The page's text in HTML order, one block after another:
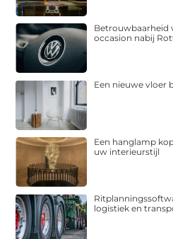
Betrouwbaarheid
occasion nabij
Een nieuwe vloer
Een hanglamp
uw interieurstijl
logistiek en